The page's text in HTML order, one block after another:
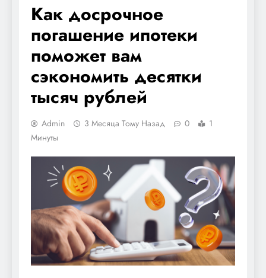
Как досрочное
погашение ипотеки
поможет вам
сэкономить десятки
тысяч рублей
Admin 3 Месяца Тому Назад 0
1
Минуты